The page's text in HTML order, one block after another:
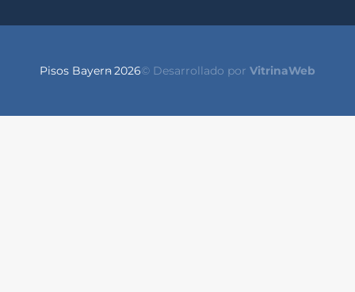
Pisos Bayern- 2026© Desarrollado por VitrinaWeb